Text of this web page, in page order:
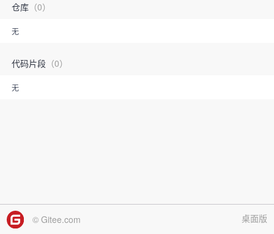
仓库 （0）
无
代码片段 （0）
无
© Gitee.com 桌面版